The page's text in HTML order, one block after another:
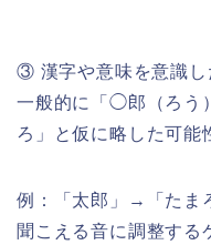
③ 漢字や意味を意識
一般的に「◯郎（ろう
ろ」と仮に略した可能
例：「太郎」→「たま
聞こえる音に調整する